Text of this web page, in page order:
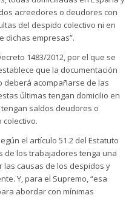
acreedores o deudores con
del despido colectivo ni en
dichas empresas”.
1483/2012, por el que se
que la documentación
deberá acompañarse de las
últimas tengan domicilio en
saldos deudores o
el artículo 51.2 del Estatuto
de los trabajadores tenga una
causas de los despidos y
Y, para el Supremo, “esa
abordar con mínimas